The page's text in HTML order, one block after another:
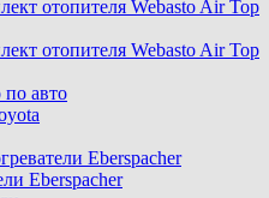
отопителя Webasto Air Top
отопителя Webasto Air Top
авто
Eberspacher
Eberspacher